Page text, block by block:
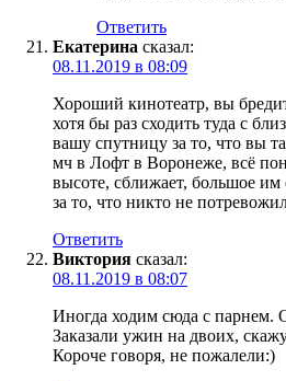
Ответить
Екатерина сказал:
08.11.2019 в 08:09
Хороший кинотеатр, вы
хотя бы раз сходить туда с
вашу спутницу за то, что вы
мч в Лофт в Воронеже, всё
высоте, сближает, большое им
за то, что никто не
Ответить
Виктория сказал:
08.11.2019 в 08:07
Иногда ходим сюда с парнем.
Заказали ужин на двоих,
Короче говоря, не пожалели:)